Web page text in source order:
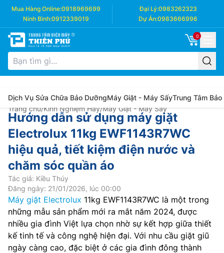
Mua Hàng Online:0918969699 Đại Lý:0983262323
Ninh Bình:0912339019 Dự Án:0983666996
0
Dịch Vụ Sửa Chữa Bảo DưỡngMáy Giặt - Máy SấyTrung Tâm Bảo
Trang chủ/Kinh Nghiệm Hay/Máy Giặt - Máy Sấy
Hướng dẫn sử dụng máy giặt
Electrolux 11kg EWF1143R7WC
hiệu quả, tiết kiệm điện nước và
chăm sóc quần áo
Tác giả: Kiều Thúy
Đăng ngày: 21/01/2026, lúc 00:00
Máy giặt Electrolux 11kg EWF1143R7WC là một trong
những mẫu sản phẩm mới ra mắt năm 2024, được
nhiều gia đình Việt lựa chọn nhờ sự kết hợp giữa thiết
kế tinh tế và công nghệ hiện đại. Với nhu cầu giặt giũ
ngày càng cao, đặc biệt ở các gia đình đông thành